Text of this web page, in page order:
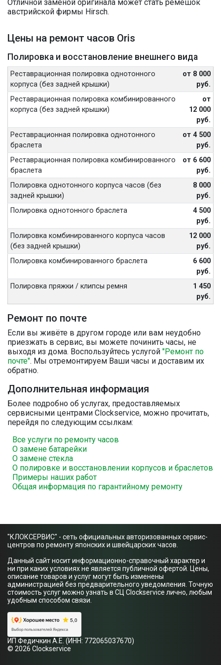
Отличной заменой оригинала может стать ремешок
австрийской фирмы Hirsch.
Цены на ремонт часов Oris
Полировка и восстановление внешнего вида
Реставрационная полировка однотонного
корпуса (без задней крышки)
от 8 000
руб.
Реставрационная полировка комбинированного
корпуса (без задней крышки)
от
12 000
руб.
Реставрационная полировка однотонного
браслета
от 4 500
руб.
Реставрационная полировка комбинированного
браслета
от 6 600
руб.
Полировка однотонного корпуса часов (без
задней крышки)
8 000
руб.
Полировка однотонного браслета
4 500
руб.
Полировка комбинированного корпуса часов
(без задней крышки)
12 000
руб.
Полировка комбинированного браслета
6 600
руб.
Полировка пряжки / клипсы ремня
1 450
руб.
Ремонт по почте
Если вы живёте в другом городе или вам неудобно
приезжать в сервис, вы можете починить часы, не
выходя из дома. Воспользуйтесь услугой "Ремонт по
почте". Мы отремонтируем Ваши часы и доставим их
обратно.
Дополнительная информация
Более подробно об услугах, предоставляемых
сервисными центрами Clockservice, можно прочитать,
перейдя по следующим ссылкам:
Все услуги по ремонту часов
О замене батарейки
О замене стекла
О полировке и восстановлении корпусов и браслетов
Примеры наших работ
Общая информация по гарантийному ремонту
"КЛОКСЕРВИС" - сеть официальных авторизованных сервис-
центров по ремонту японских и швейцарских часов.
Данный сайт носит информационно-справочный характер и
ни при каких условиях не является публичной офертой. Цены,
описание товаров и услуг могут быть изменены
администрацией без предварительного уведомления. Точную
стоимость услуг можно узнать в СЦ Clockservice лично, любым
удобным способом связи.
ИП Федичкин А.Е. (ИНН: 772065037670)
© 2026 Clockservice